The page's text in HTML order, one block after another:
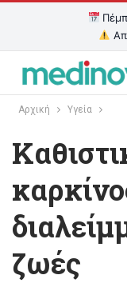
Αρχική Υγεία
ζωές